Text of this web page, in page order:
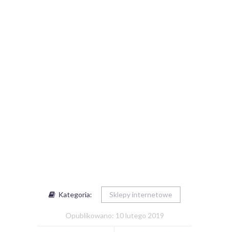
Kategoria: Sklepy internetowe
Opublikowano: 10 lutego 2019